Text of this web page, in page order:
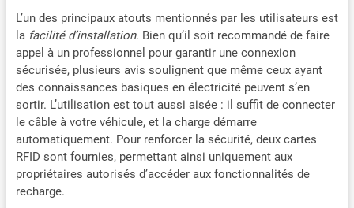
expérience fiable : sécurité
certifiée, connectivité
intelligente et installation
flexible. Soutenue par un
support produit de 2 ans et
une assistance réactive
sous 12 h, elle inspire une
confiance durable. 【Statut
clair, de jour comme de
nuit】Restez informé d’un
L’un des principaux atouts mentionnés par les utilisateurs est
la facilité d’installation. Bien qu’il soit recommandé de faire
appel à un professionnel pour garantir une connexion
sécurisée, plusieurs avis soulignent que même ceux ayant
des connaissances basiques en électricité peuvent s’en
sortir. L’utilisation est tout aussi aisée : il suffit de connecter
le câble à votre véhicule, et la charge démarre
automatiquement. Pour renforcer la sécurité, deux cartes
RFID sont fournies, permettant ainsi uniquement aux
propriétaires autorisés d’accéder aux fonctionnalités de
recharge.